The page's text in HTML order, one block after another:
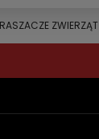
ZWIERZĄT